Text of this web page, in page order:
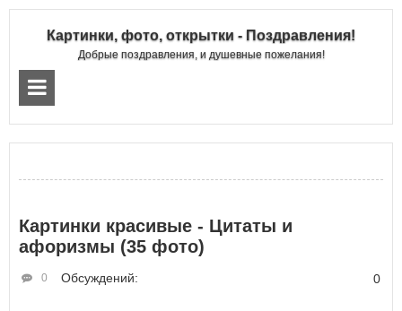
Картинки, фото, открытки - Поздравления!
Добрые поздравления, и душевные пожелания!
Картинки красивые - Цитаты и
афоризмы (35 фото)
Обсуждений:
0 0